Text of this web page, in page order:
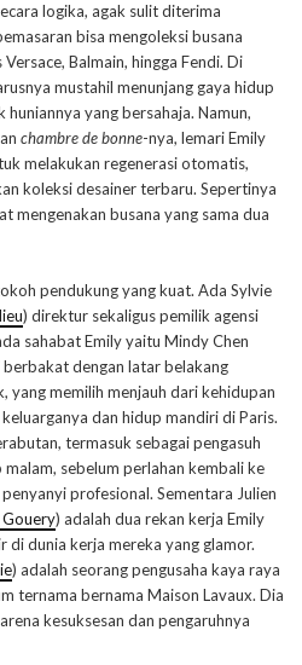
logika, agak sulit diterima
bisa mengoleksi busana
Balmain, hingga Fendi. Di
mustahil menunjang gaya hidup
yang bersahaja. Namun,
chambre de bonne-nya, lemari Emily
melakukan regenerasi otomatis,
koleksi desainer terbaru. Sepertinya
mengenakan busana yang sama dua
pendukung yang kuat. Ada Sylvie
) direktur sekaligus pemilik agensi
sahabat Emily yaitu Mindy Chen
dengan latar belakang
yang memilih menjauh dari kehidupan
dan hidup mandiri di Paris.
termasuk sebagai pengasuh
sebelum perlahan kembali ke
profesional. Sementara Julien
) adalah dua rekan kerja Emily
di dunia kerja mereka yang glamor.
) adalah seorang pengusaha kaya raya
ternama bernama Maison Lavaux. Dia
kesuksesan dan pengaruhnya